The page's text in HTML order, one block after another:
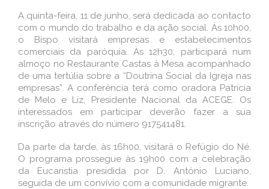
A quinta-feira, 11 de junho, será dedicada ao contacto
com o mundo do trabalho e da ação social. Às 10h00,
o Bispo visitará empresas e estabelecimentos
comerciais da paróquia. Às 12h30, participará num
almoço no Restaurante Castas à Mesa acompanhado
de uma tertúlia sobre a “Doutrina Social da Igreja nas
empresas”. A conferência terá como oradora Patrícia
de Melo e Liz, Presidente Nacional da ACEGE. Os
interessados em participar deverão fazer a sua
inscrição através do número 917541481.
Da parte da tarde, às 16h00, visitará o Refúgio do Né.
O programa prossegue às 19h00 com a celebração
da Eucaristia presidida por D. António Luciano,
seguida de um convívio com a comunidade migrante.